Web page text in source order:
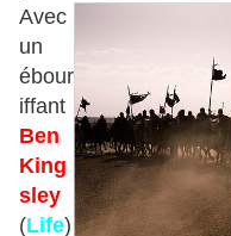
Avec
un
ébour
iffant
Ben
King
sley
(Life)